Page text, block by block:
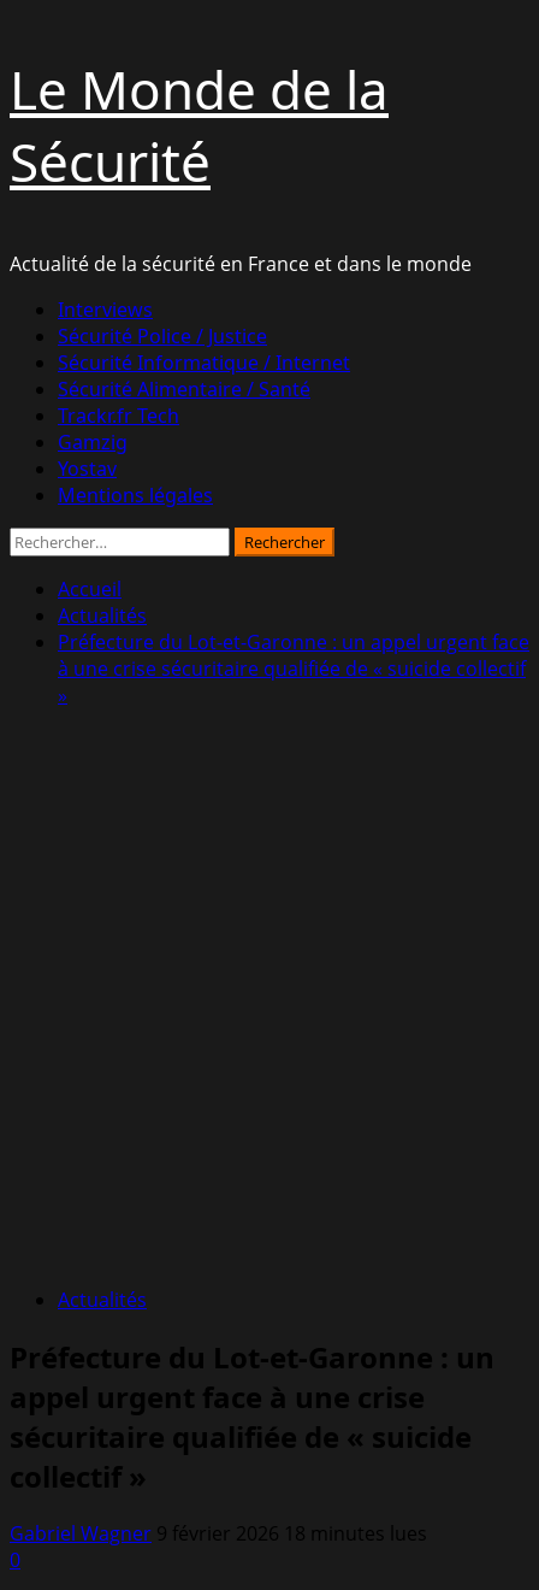
contenu
Le Monde de la
Sécurité
Actualité de la sécurité en France et dans le monde
Menu
principal
Interviews
Sécurité Police / Justice
Sécurité Informatique / Internet
Sécurité Alimentaire / Santé
Trackr.fr Tech
Gamzig
Yostav
Mentions légales
Rechercher :
Accueil
Actualités
Préfecture du Lot-et-Garonne : un appel urgent face
à une crise sécuritaire qualifiée de « suicide collectif
»
Actualités
Préfecture du Lot-et-Garonne : un
appel urgent face à une crise
sécuritaire qualifiée de « suicide
collectif »
Gabriel Wagner 9 février 2026 18 minutes lues
0